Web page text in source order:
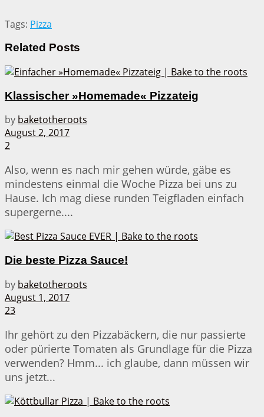
Tags: Pizza
Related Posts
Klassischer »Homemade« Pizzateig
by baketotheroots
August 2, 2017
2
Also, wenn es nach mir gehen würde, gäbe es
mindestens einmal die Woche Pizza bei uns zu
Hause. Ich mag diese runden Teigfladen einfach
supergerne....
Die beste Pizza Sauce!
by baketotheroots
August 1, 2017
23
Ihr gehört zu den Pizzabäckern, die nur passierte
oder pürierte Tomaten als Grundlage für die Pizza
verwenden? Hmm... ich glaube, dann müssen wir
uns jetzt...